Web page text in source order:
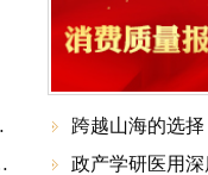
 跨越山海的选择：
 政产学研医用深度融